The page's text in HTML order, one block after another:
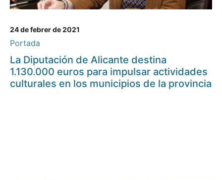
24 de febrer de 2021
Portada
La Diputación de Alicante destina
1.130.000 euros para impulsar actividades
culturales en los municipios de la provincia